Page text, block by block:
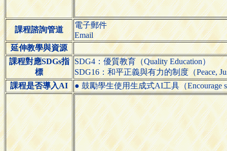
課程諮詢管道
電子郵件
Email
延伸教學與資源
課程對應SDGs指
標
SDG4：優質教育（Quality Education）
SDG16：和平正義與有力的制度（Peace,
課程是否導入AI
● 鼓勵學生使用生成式AI工具（Encourage